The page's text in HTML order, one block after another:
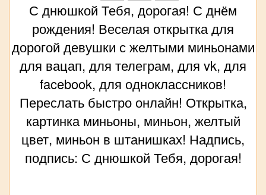
С днюшкой Тебя, дорогая! С днём
рождения! Веселая открытка для
дорогой девушки с желтыми миньонами
для вацап, для телеграм, для vk, для
facebook, для одноклассников!
Переслать быстро онлайн! Открытка,
картинка миньоны, миньон, желтый
цвет, миньон в штанишках! Надпись,
подпись: С днюшкой Тебя, дорогая!